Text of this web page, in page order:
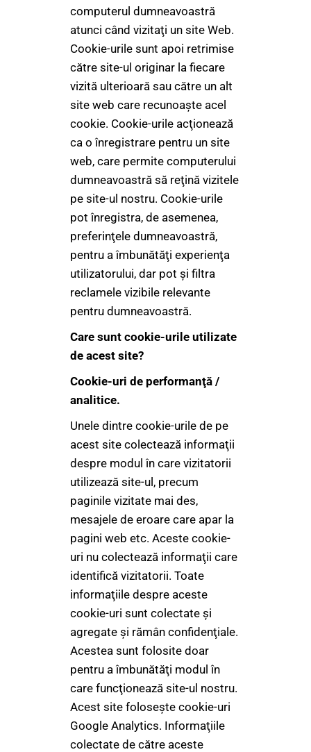
computerul dumneavoastră
atunci când vizitaţi un site Web.
Cookie-urile sunt apoi retrimise
către site-ul originar la fiecare
vizită ulterioară sau către un alt
site web care recunoaşte acel
cookie. Cookie-urile acţionează
ca o înregistrare pentru un site
web, care permite computerului
dumneavoastră să reţină vizitele
pe site-ul nostru. Cookie-urile
pot înregistra, de asemenea,
preferinţele dumneavoastră,
pentru a îmbunătăţi experienţa
utilizatorului, dar pot şi filtra
reclamele vizibile relevante
pentru dumneavoastră.
Care sunt cookie-urile utilizate
de acest site?
Cookie-uri de performanţă /
analitice.
Unele dintre cookie-urile de pe
acest site colectează informaţii
despre modul în care vizitatorii
utilizează site-ul, precum
paginile vizitate mai des,
mesajele de eroare care apar la
pagini web etc. Aceste cookie-
uri nu colectează informaţii care
identifică vizitatorii. Toate
informaţiile despre aceste
cookie-uri sunt colectate şi
agregate şi rămân confidenţiale.
Acestea sunt folosite doar
pentru a îmbunătăţi modul în
care funcţionează site-ul nostru.
Acest site foloseşte cookie-uri
Google Analytics. Informaţiile
colectate de către aceste